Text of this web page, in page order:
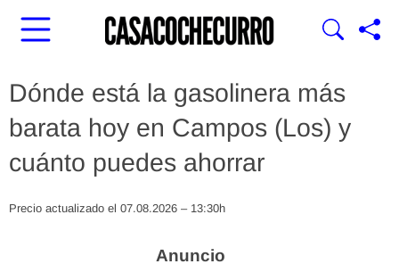
Dónde está la gasolinera más
barata hoy en Campos (Los) y
cuánto puedes ahorrar
Precio actualizado el 07.08.2026 – 13:30h